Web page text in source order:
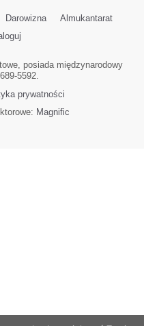
Darowizna
Almukantarat
posiada międzynarodowy
5592.
prywatności
Magnific